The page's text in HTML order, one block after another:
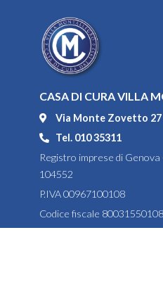
CASA DI CURA VILLA
Via Monte Zovetto 27
Tel. 010 35311
Registro imprese di Genova
104552
P.IVA 00967100108
Codice fiscale 80031550108